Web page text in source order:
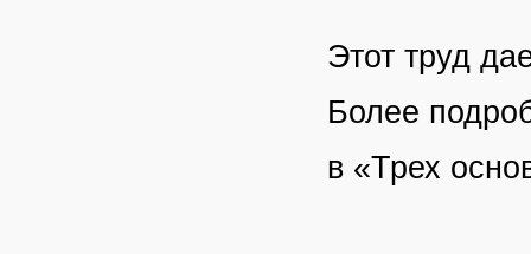
Этот труд
Более
в «Трех